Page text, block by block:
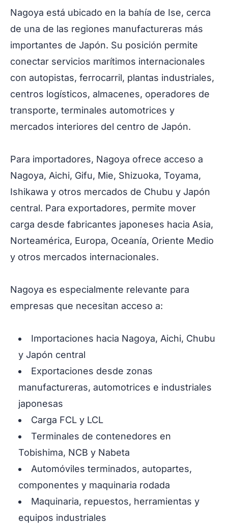
Nagoya está ubicado en la bahía de Ise, cerca
de una de las regiones manufactureras más
importantes de Japón. Su posición permite
conectar servicios marítimos internacionales
con autopistas, ferrocarril, plantas industriales,
centros logísticos, almacenes, operadores de
transporte, terminales automotrices y
mercados interiores del centro de Japón.
Para importadores, Nagoya ofrece acceso a
Nagoya, Aichi, Gifu, Mie, Shizuoka, Toyama,
Ishikawa y otros mercados de Chubu y Japón
central. Para exportadores, permite mover
carga desde fabricantes japoneses hacia Asia,
Norteamérica, Europa, Oceanía, Oriente Medio
y otros mercados internacionales.
Nagoya es especialmente relevante para
empresas que necesitan acceso a:
Importaciones hacia Nagoya, Aichi, Chubu
y Japón central
Exportaciones desde zonas
manufactureras, automotrices e industriales
japonesas
Carga FCL y LCL
Terminales de contenedores en
Tobishima, NCB y Nabeta
Automóviles terminados, autopartes,
componentes y maquinaria rodada
Maquinaria, repuestos, herramientas y
equipos industriales